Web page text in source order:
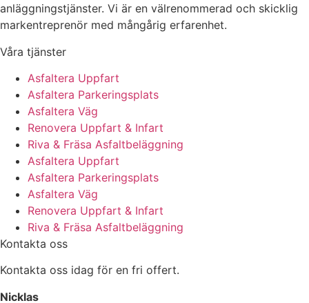
anläggningstjänster. Vi är en välrenommerad och skicklig
markentreprenör med mångårig erfarenhet.
Våra tjänster
Asfaltera Uppfart
Asfaltera Parkeringsplats
Asfaltera Väg
Renovera Uppfart & Infart
Riva & Fräsa Asfaltbeläggning
Asfaltera Uppfart
Asfaltera Parkeringsplats
Asfaltera Väg
Renovera Uppfart & Infart
Riva & Fräsa Asfaltbeläggning
Kontakta oss
Kontakta oss idag för en fri offert.
Nicklas